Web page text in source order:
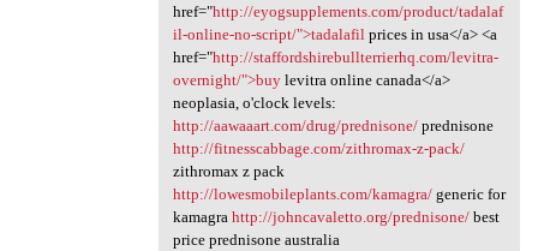
href="http://eyogsupplements.com/product/tadalaf
il-online-no-script/">tadalafil prices in usa</a> <a
href="http://staffordshirebullterrierhq.com/levitra-
overnight/">buylevitra online canada</a>
neoplasia, o'clock levels:
http://aawaaart.com/drug/prednisone/prednisone
http://fitnesscabbage.com/zithromax-z-pack/
zithromax z pack
http://lowesmobileplants.com/kamagra/generic for
kamagra http://johncavaletto.org/prednisone/best
price prednisone australia